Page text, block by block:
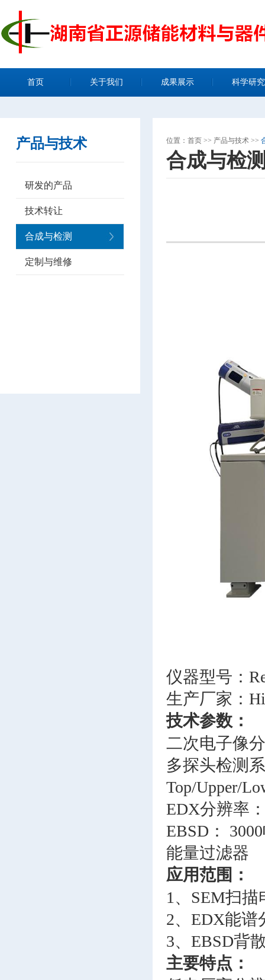
首页 关于我们 成果展示 科学研究
产品与技术
研发的产品
技术转让
合成与检测
定制与维修
位置： 首页 >> 产品与技术 >>
合成与检
仪器型号：
生产厂家：
技术参数：
二次电子像
多探头检测
Top/Upper/
EDX分辨率
EBSD：
能量过滤器
应用范围：
1、SEM扫
2、EDX能谱
3、EBSD背
主要特点：